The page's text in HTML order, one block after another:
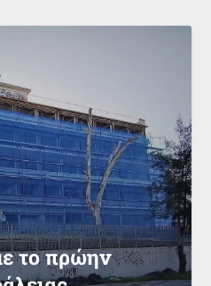
το πρώην